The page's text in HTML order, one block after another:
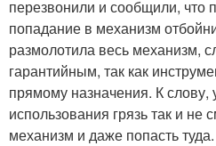
перезвонили и сообщили, что
попадание в механизм
размолотила весь механизм,
гарантийным, так как
прямому назначения. К слову,
использования грязь так и не
механизм и даже попасть туда.